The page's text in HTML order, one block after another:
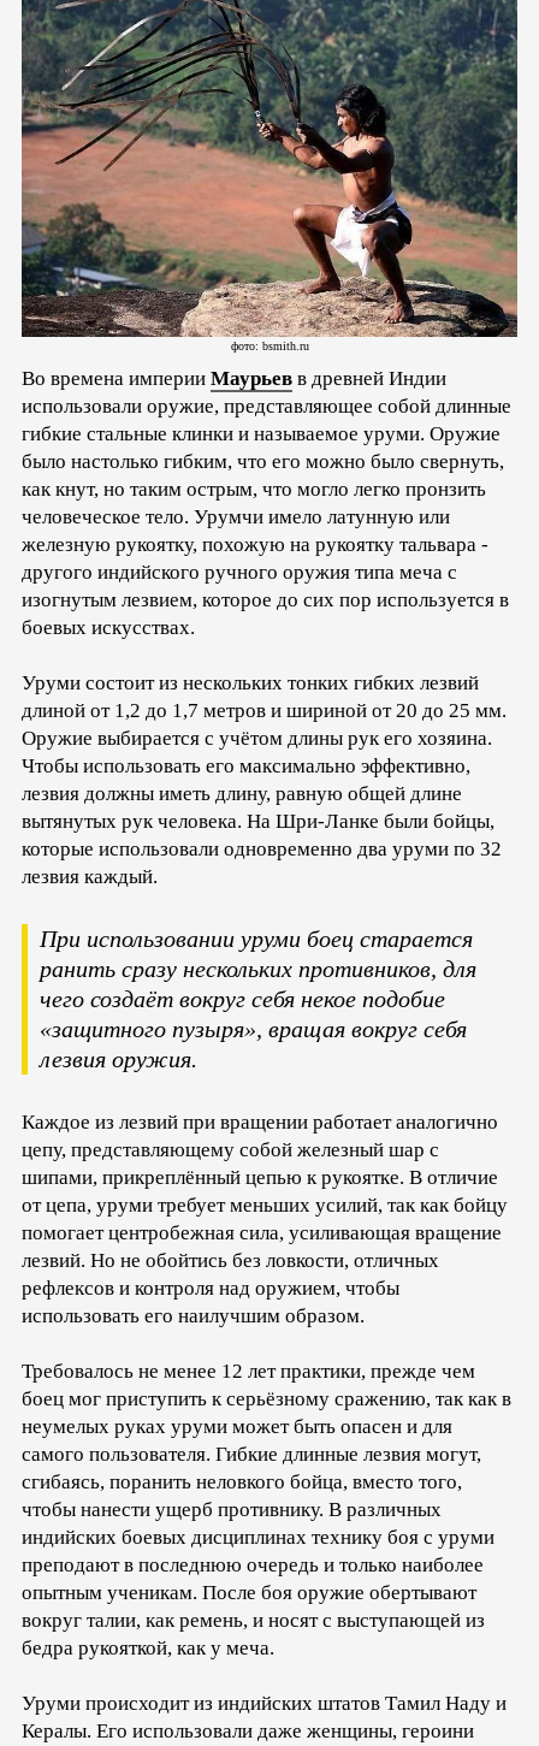
фото: bsmith.ru
Во времена империи Маурьев в древней Индии
использовали оружие, представляющее собой длинные
гибкие стальные клинки и называемое уруми. Оружие
было настолько гибким, что его можно было свернуть,
как кнут, но таким острым, что могло легко пронзить
человеческое тело. Урумчи имело латунную или
железную рукоятку, похожую на рукоятку тальвара -
другого индийского ручного оружия типа меча с
изогнутым лезвием, которое до сих пор используется в
боевых искусствах.
Уруми состоит из нескольких тонких гибких лезвий
длиной от 1,2 до 1,7 метров и шириной от 20 до 25 мм.
Оружие выбирается с учётом длины рук его хозяина.
Чтобы использовать его максимально эффективно,
лезвия должны иметь длину, равную общей длине
вытянутых рук человека. На Шри-Ланке были бойцы,
которые использовали одновременно два уруми по 32
лезвия каждый.
При использовании уруми боец старается
ранить сразу нескольких противников, для
чего создаёт вокруг себя некое подобие
«защитного пузыря», вращая вокруг себя
лезвия оружия.
Каждое из лезвий при вращении работает аналогично
цепу, представляющему собой железный шар с
шипами, прикреплённый цепью к рукоятке. В отличие
от цепа, уруми требует меньших усилий, так как бойцу
помогает центробежная сила, усиливающая вращение
лезвий. Но не обойтись без ловкости, отличных
рефлексов и контроля над оружием, чтобы
использовать его наилучшим образом.
Требовалось не менее 12 лет практики, прежде чем
боец мог приступить к серьёзному сражению, так как в
неумелых руках уруми может быть опасен и для
самого пользователя. Гибкие длинные лезвия могут,
сгибаясь, поранить неловкого бойца, вместо того,
чтобы нанести ущерб противнику. В различных
индийских боевых дисциплинах технику боя с уруми
преподают в последнюю очередь и только наиболее
опытным ученикам. После боя оружие обертывают
вокруг талии, как ремень, и носят с выступающей из
бедра рукояткой, как у меча.
Уруми происходит из индийских штатов Тамил Наду и
Кералы. Его использовали даже женщины, героини